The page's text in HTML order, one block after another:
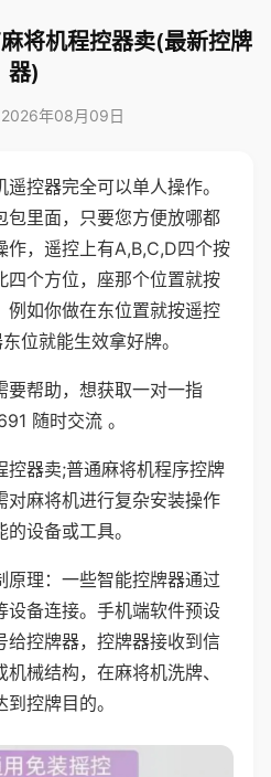
将机程控器卖(最新控牌
器)
年08月09日
控器完全可以单人操作。
包里面，只要您方便放哪都
作，遥控上有A,B,C,D四个按
四个方位，座那个位置就按
例如你做在东位置就按遥控
位就能生效拿好牌。
要帮助，想获取一对一指
随时交流 。
控器卖;普通麻将机程序控牌
对麻将机进行复杂安装操作
设备或工具。
原理：一些智能控牌器通过
设备连接。手机端软件预设
给控牌器，控牌器接收到信
械结构，在麻将机洗牌、
控牌目的。